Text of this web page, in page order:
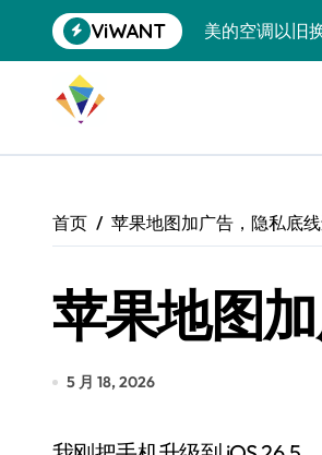
到
ViWANT
美的空调以旧
黄金瞬间冲
特斯拉中国卖
Xbox七月大崩
《我的世界》
谷歌
首页 苹果地图加广告，隐私底
苹果地图
5 月 18, 2026